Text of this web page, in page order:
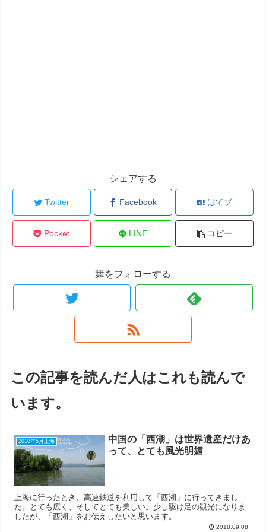
シェアする
Twitter Facebook はてブ
Pocket LINE コピー
舞をフォローする
この記事を読んだ人はこれも読んで
います。
2018年5月上海
中国の「西湖」は世界遺産だけあ
って、とても風光明媚
上海に行ったとき、高速鉄道を利用して「西湖」に行ってきまし
た。とても広く、そしてとても美しい。少し駆け足の観光になりま
したが、「西湖」をお伝えしたいと思います。
2018.09.08